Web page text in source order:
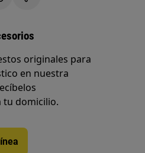
originales para
en nuestra
tu domicilio.